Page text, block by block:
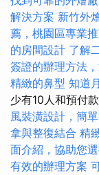
解決方案 新竹外
薦，桃園區專業
的房間設計 了解
簽證的辦理方法
精緻的鼻型 知道
少有10人和預付
風裝潢設計，簡
拿與整復結合 精
面介紹，協助您
有效的辦理方案